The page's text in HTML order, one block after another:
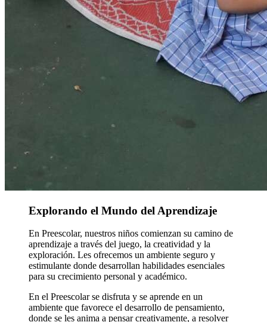
Explorando el Mundo del Aprendizaje
En Preescolar, nuestros niños comienzan su camino de
aprendizaje a través del juego, la creatividad y la
exploración. Les ofrecemos un ambiente seguro y
estimulante donde desarrollan habilidades esenciales
para su crecimiento personal y académico.
En el Preescolar se disfruta y se aprende en un
ambiente que favorece el desarrollo de pensamiento,
donde se les anima a pensar creativamente, a resolver